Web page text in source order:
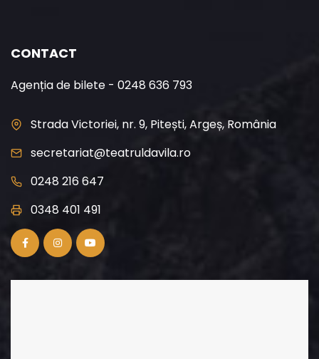
CONTACT
Agenția de bilete - 0248 636 793
Strada Victoriei, nr. 9, Pitești, Argeș, România
secretariat@teatruldavila.ro
0248 216 647
0348 401 491